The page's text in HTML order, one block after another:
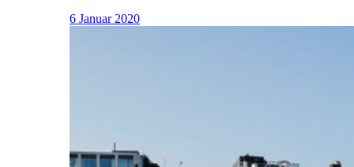
6 Januar 2020